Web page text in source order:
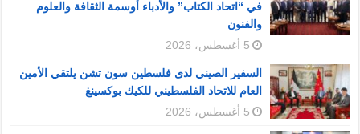
في “اتحاد الكتاب” والأدباء أوسمة الثقافة والعلوم
والفنون
5 أغسطس، 2026
السفير الصيني لدى فلسطين سون تشن يلتقي الأمين
العام للاتحاد الفلسطيني للكيك بوكسينغ
5 أغسطس، 2026